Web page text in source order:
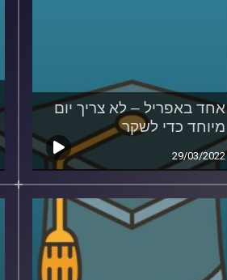
אחד באפריל – לא צריך יום
מיוחד כדי לשקר
29/03/2022